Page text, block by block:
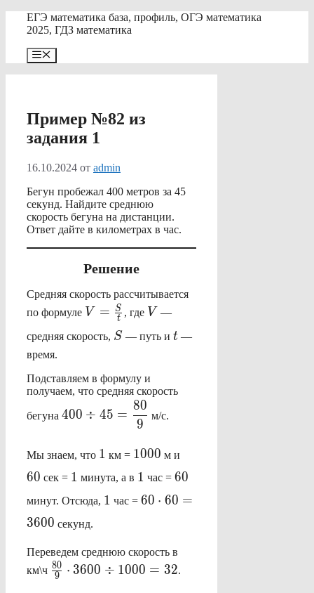
Перейти
ЕГЭ математика база, профиль, ОГЭ математика
2025, ГДЗ математика
Меню
Пример №82 из
задания 1
16.10.2024 от admin
Бегун пробежал 400 метров за 45
секунд. Найдите среднюю
скорость бегуна на дистанции.
Ответ дайте в километрах в час.
Решение
Средняя скорость рассчитывается
по формуле V=
\frac{S}
{t}
V = t
S , где V
V —
средняя скорость, S
S — путь иt
t —
время.
Подставляем в формулу и
получаем, что средняя скорость
бегуна
\displaystyle
400 \div
\frac{80}
{9}
400 ÷ 45 =
9
80
м/с.
Мы знаем, что 1
1 км = 1000
1000 м и
60 сек = 1
1 минута, а в 1
1 час = 60
60
минут. Отсюда, 1
1 час = 60 \cdot
60 ⋅ 60 =
3600 секунд.
Переведем среднюю скорость в
км\ч \frac{80}
{9} \cdot
9
80 ⋅ 3600 ÷ 1000 = 32.